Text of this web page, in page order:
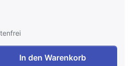
In den Warenkorb